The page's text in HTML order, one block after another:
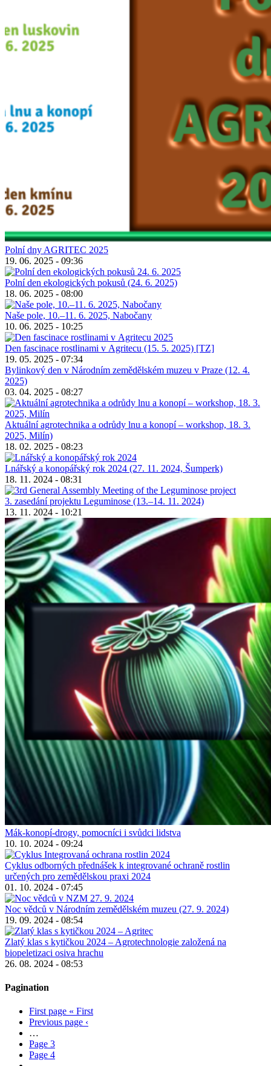
Polní dny AGRITEC 2025
19. 06. 2025 - 09:36
Polní den ekologických pokusů (24. 6. 2025)
18. 06. 2025 - 08:00
Naše pole, 10.–11. 6. 2025, Nabočany
10. 06. 2025 - 10:25
Den fascinace rostlinami v Agritecu (15. 5. 2025) [TZ]
19. 05. 2025 - 07:34
Bylinkový den v Národním zemědělském muzeu v Praze (12. 4.
2025)
03. 04. 2025 - 08:27
Aktuální agrotechnika a odrůdy lnu a konopí – workshop, 18. 3.
2025, Milín)
18. 02. 2025 - 08:23
Lnářský a konopářský rok 2024 (27. 11. 2024, Šumperk)
18. 11. 2024 - 08:31
3. zasedání projektu Leguminose (13.–14. 11. 2024)
13. 11. 2024 - 10:21
Mák-konopí-drogy, pomocníci i svůdci lidstva
10. 10. 2024 - 09:24
Cyklus odborných přednášek k integrované ochraně rostlin
určených pro zemědělskou praxi 2024
01. 10. 2024 - 07:45
Noc vědců v Národním zemědělském muzeu (27. 9. 2024)
19. 09. 2024 - 08:54
Zlatý klas s kytičkou 2024 – Agrotechnologie založená na
biopeletizaci osiva hrachu
26. 08. 2024 - 08:53
Pagination
First page « First
Previous page ‹
…
Page 3
Page 4